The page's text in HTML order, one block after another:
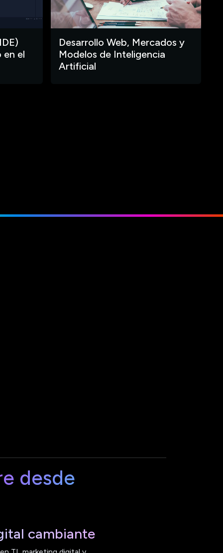
en el
Desarrollo Web, Mercados y
Modelos de Inteligencia
Artificial
desde
cambiante